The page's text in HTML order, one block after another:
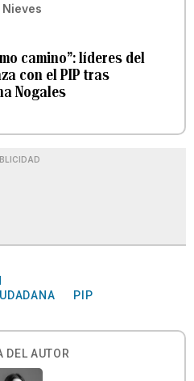
camino”: líderes del
con el PIP tras
Nogales
PIP
DEL AUTOR